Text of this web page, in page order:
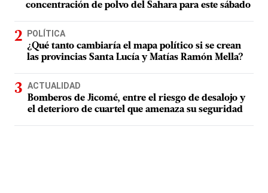
concentración de polvo del Sahara para este sábado
POLÍTICA
¿Qué tanto cambiaría el mapa político si se crean
las provincias Santa Lucía y Matías Ramón Mella?
ACTUALIDAD
Bomberos de Jicomé, entre el riesgo de desalojo y
el deterioro de cuartel que amenaza su seguridad